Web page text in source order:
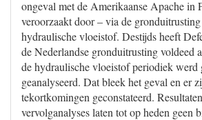
ongeval met de Amerikaanse Apache in
veroorzaakt door – via de
hydraulische vloeistof. Destijds heeft
de Nederlandse gronduitrusting voldeed
de hydraulische vloeistof periodiek werd
geanalyseerd. Dat bleek het geval en er
tekortkomingen geconstateerd.
vervolganalyses laten tot op heden geen